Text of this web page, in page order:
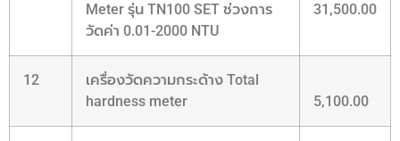
Meter รุ่น TN100 SET ช่วงการ
วัดค่า 0.01-2000 NTU
31,500.00
12
เครื่องวัดความกระด้าง Total
hardness meter
5,100.00